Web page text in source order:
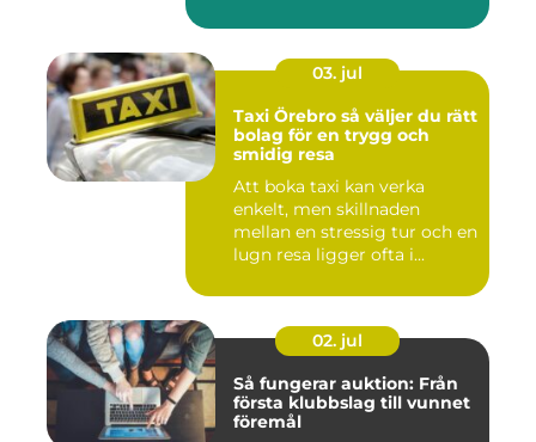
03. jul
Taxi Örebro så väljer du rätt
bolag för en trygg och
smidig resa
Att boka taxi kan verka
enkelt, men skillnaden
mellan en stressig tur och en
lugn resa ligger ofta i...
02. jul
Så fungerar auktion: Från
första klubbslag till vunnet
föremål